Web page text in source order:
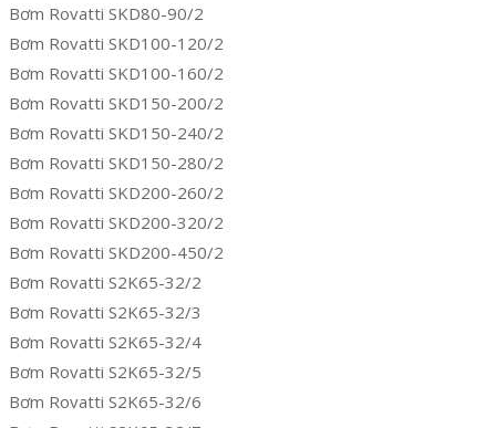
Bơm Rovatti SKD80-90/2
Bơm Rovatti SKD100-120/2
Bơm Rovatti SKD100-160/2
Bơm Rovatti SKD150-200/2
Bơm Rovatti SKD150-240/2
Bơm Rovatti SKD150-280/2
Bơm Rovatti SKD200-260/2
Bơm Rovatti SKD200-320/2
Bơm Rovatti SKD200-450/2
Bơm Rovatti S2K65-32/2
Bơm Rovatti S2K65-32/3
Bơm Rovatti S2K65-32/4
Bơm Rovatti S2K65-32/5
Bơm Rovatti S2K65-32/6